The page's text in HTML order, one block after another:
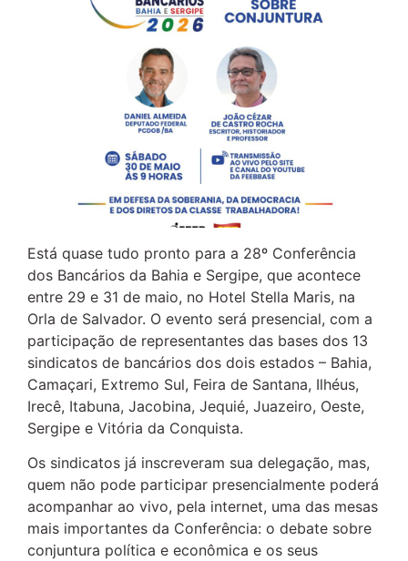
Está quase tudo pronto para a 28º Conferência
dos Bancários da Bahia e Sergipe, que acontece
entre 29 e 31 de maio, no Hotel Stella Maris, na
Orla de Salvador. O evento será presencial, com a
participação de representantes das bases dos 13
sindicatos de bancários dos dois estados – Bahia,
Camaçari, Extremo Sul, Feira de Santana, Ilhéus,
Irecê, Itabuna, Jacobina, Jequié, Juazeiro, Oeste,
Sergipe e Vitória da Conquista.
Os sindicatos já inscreveram sua delegação, mas,
quem não pode participar presencialmente poderá
acompanhar ao vivo, pela internet, uma das mesas
mais importantes da Conferência: o debate sobre
conjuntura política e econômica e os seus